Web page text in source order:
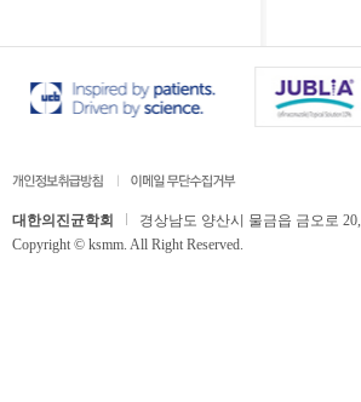
대한의진균학회
경상남도 양산시 물금읍 금오로
Copyright © ksmm. All Right Reserved.